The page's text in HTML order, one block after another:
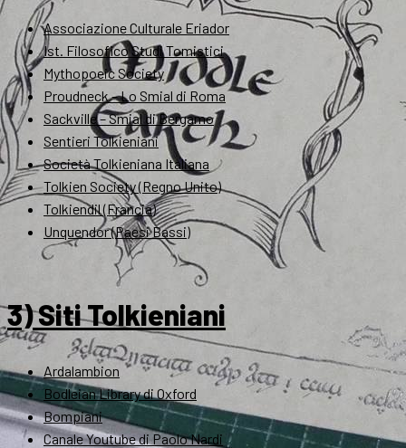
Associazione Culturale Eriador
Ist. Filosofico Studi Tomistici
Mythopoeic Society
Proudneck – Lo Smial di Roma
Sackville – Smial di Bergamo
Sentieri Tolkieniani
Società Tolkieniana Italiana
Tolkien Society (Regno Unito)
Tolkiendil (Francia)
Unquendor (Paesi Bassi)
3) Siti Tolkieniani
Ardalambion
Bodleian Library di Oxford
Bompiani
Canale Youtube di Paolo Nardi